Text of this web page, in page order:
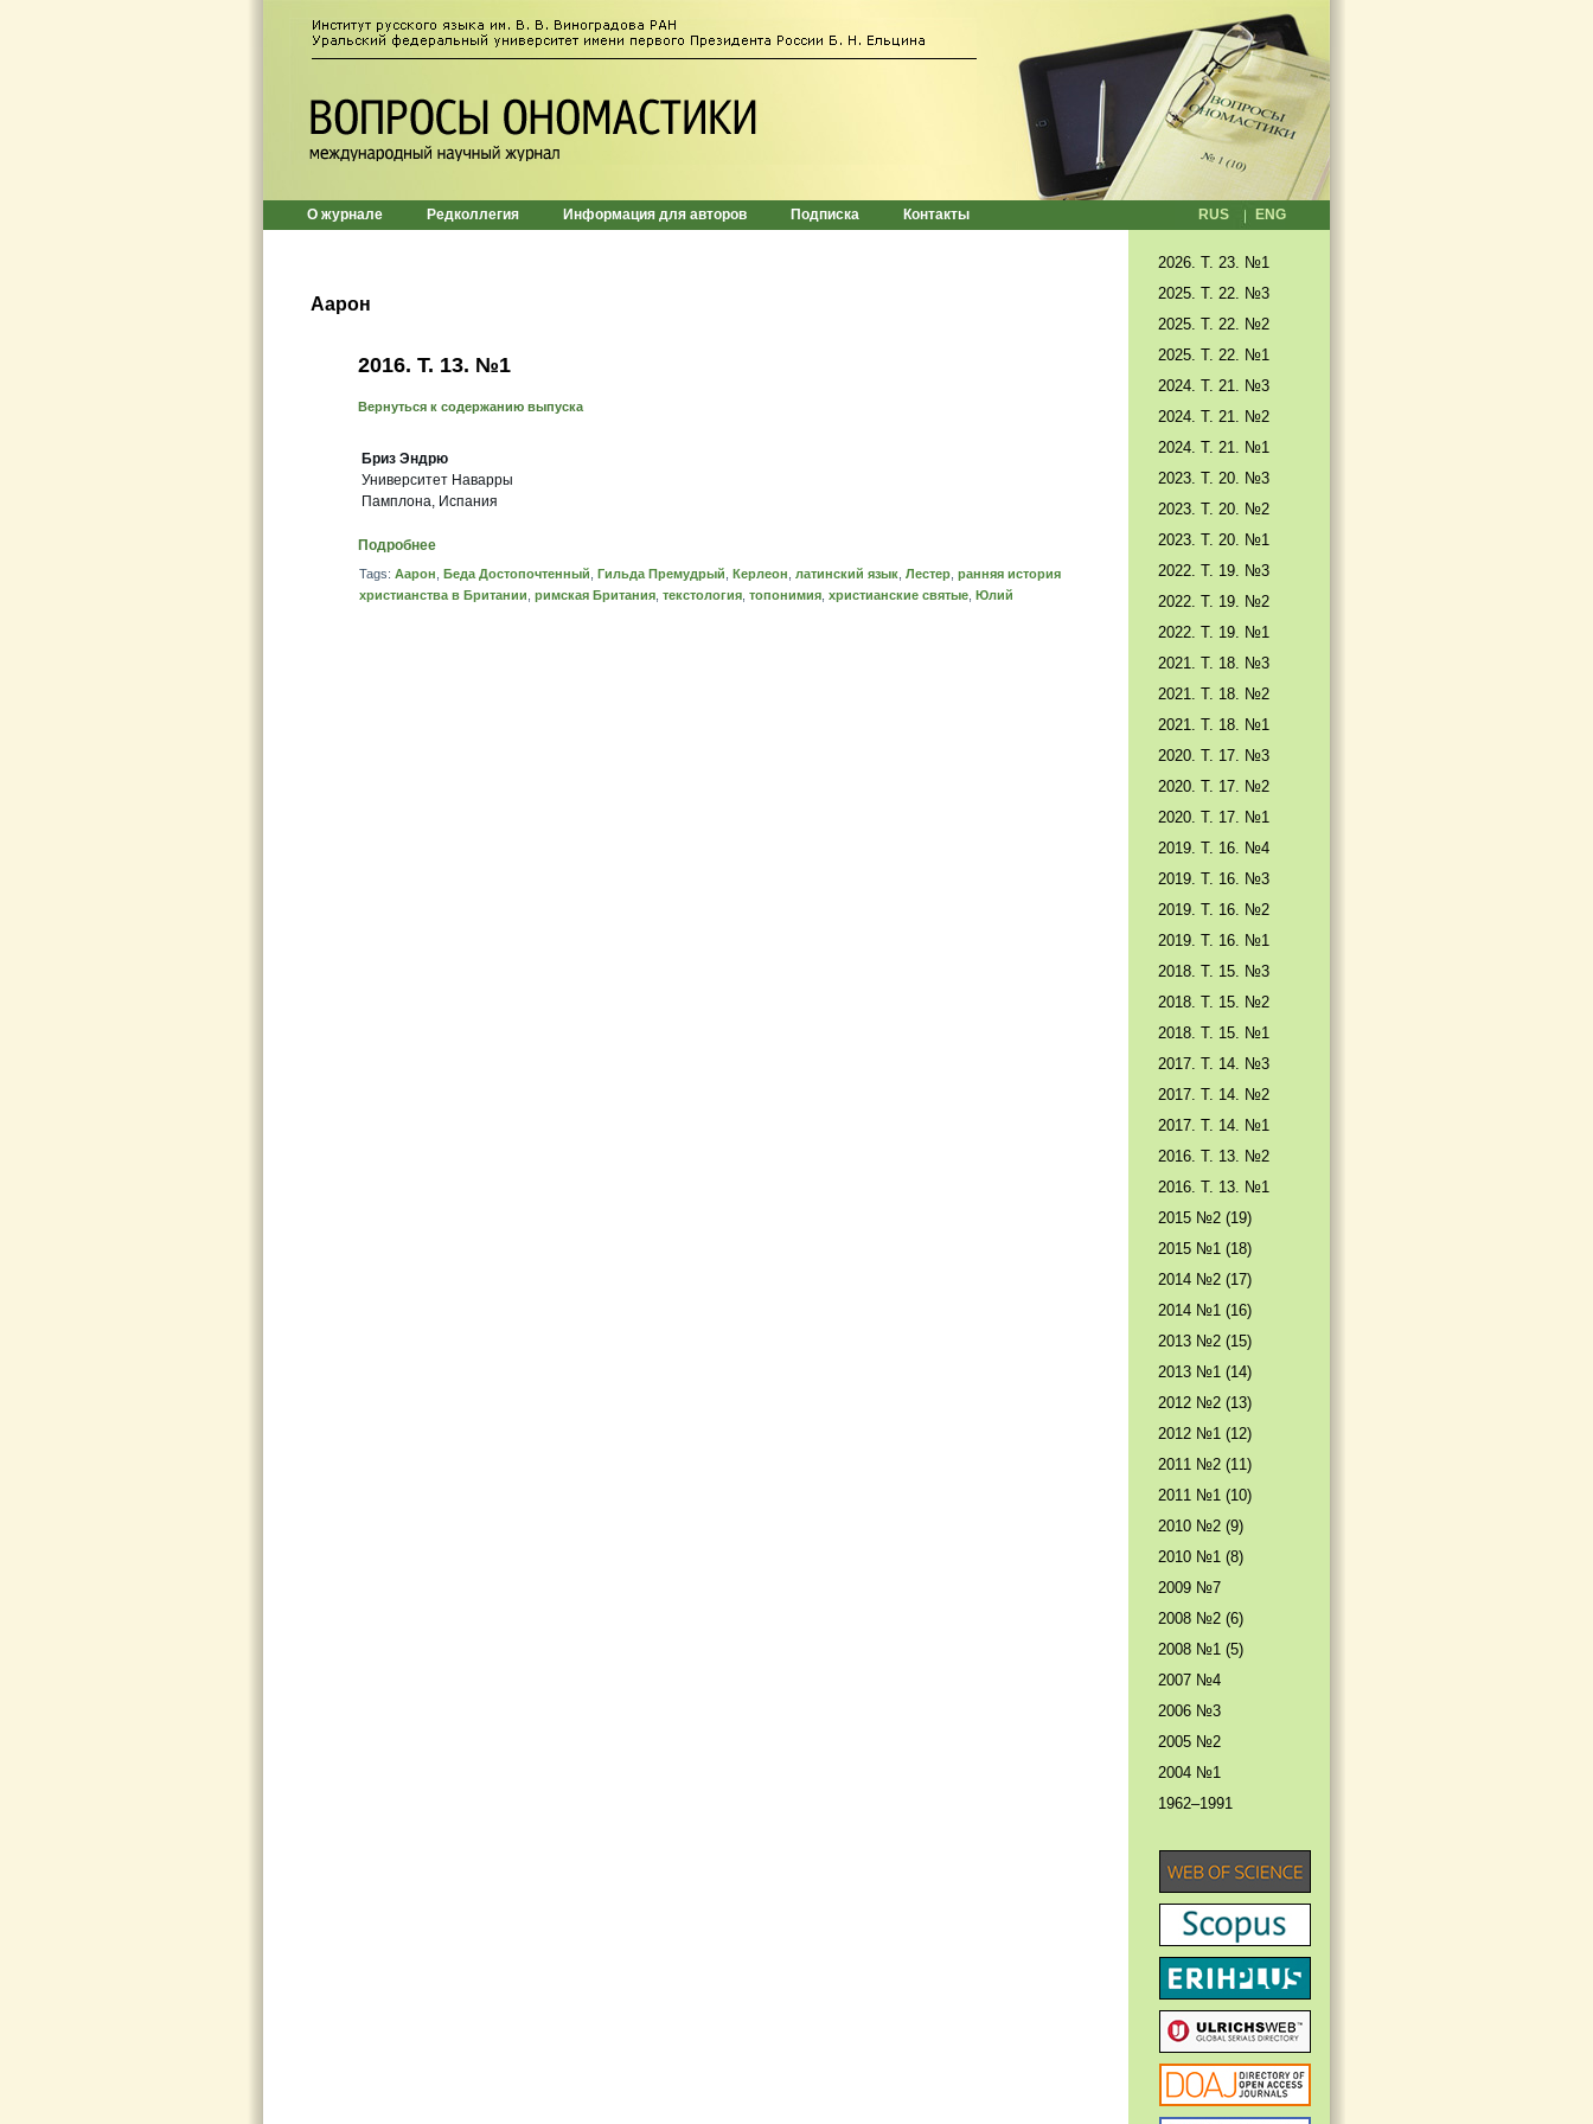
О журнале Редколлегия Информация для авторов Подписка Контакты RUS ENG
Аарон
2016. T. 13. №1
Вернуться к содержанию выпуска
Бриз Эндрю
Университет Наварры
Памплона, Испания
Подробнее
Tags: Аарон Беда Достопочтенный Гильда Премудрый Керлеон латинский язык Лестер ранняя история
христианства в Британии римская Британия текстология топонимия христианские святые Юлий
2026. T. 23. №1
2025. T. 22. №3
2025. Т. 22. №2
2025. Т. 22. №1
2024. Т. 21. №3
2024. Т. 21. №2
2024. Т. 21. №1
2023. Т. 20. №3
2023. Т. 20. №2
2023. Т. 20. №1
2022. Т. 19. №3
2022. Т. 19. №2
2022. Т. 19. №1
2021. Т. 18. №3
2021. Т. 18. №2
2021. Т. 18. №1
2020. Т. 17. №3
2020. Т. 17. №2
2020. Т. 17. №1
2019. Т. 16. №4
2019. Т. 16. №3
2019. Т. 16. №2
2019. Т. 16. №1
2018. Т. 15. №3
2018. Т. 15. №2
2018. Т. 15. №1
2017. T. 14. №3
2017. T. 14. №2
2017. T. 14. №1
2016. T. 13. №2
2016. T. 13. №1
2015 №2 (19)
2015 №1 (18)
2014 №2 (17)
2014 №1 (16)
2013 №2 (15)
2013 №1 (14)
2012 №2 (13)
2012 №1 (12)
2011 №2 (11)
2011 №1 (10)
2010 №2 (9)
2010 №1 (8)
2009 №7
2008 №2 (6)
2008 №1 (5)
2007 №4
2006 №3
2005 №2
2004 №1
1962–1991